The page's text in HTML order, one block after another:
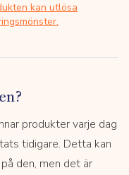
kan utlösa
produkter varje dag
tidigare. Detta kan
den, men det är